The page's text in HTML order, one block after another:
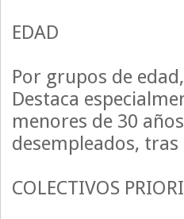
EDAD
Por grupos de
Destaca
menores de 30
desempleados,
COLECTIVOS